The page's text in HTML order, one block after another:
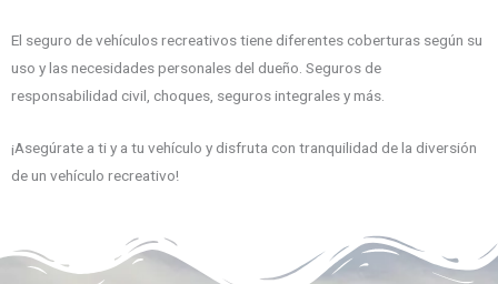
El seguro de vehículos recreativos tiene diferentes coberturas según su
uso y las necesidades personales del dueño. Seguros de
responsabilidad civil, choques, seguros integrales y más.
¡Asegúrate a ti y a tu vehículo y disfruta con tranquilidad de la diversión
de un vehículo recreativo!